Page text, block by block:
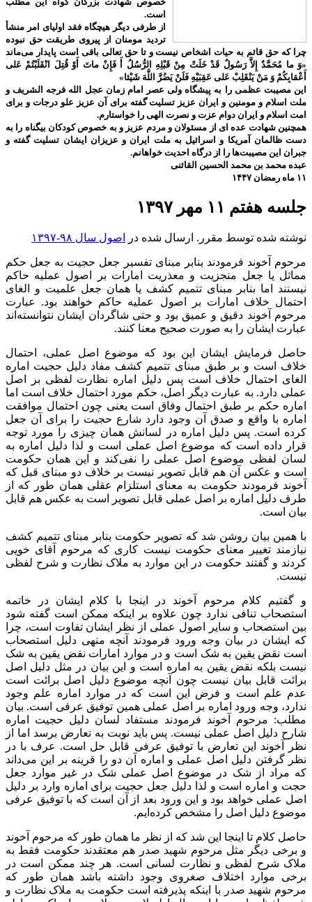
است.
از طرفی دیگر هیچگاه فقد اولیای امر منشأ
تردید مومنان از پیروی طریقت حق نبوده
چرا که حق قائم به حیات اشخاص نیست و تا حق تعالی باقی است پایدار می‌ماند
«وَ ما مُحَمَّدٌ إِلاَّ رَسُولٌ قَدْ خَلَتْ مِنْ قَبْلِهِ الرُّسُلُ أَ فَإِنْ ماتَ أَوْ قُتِلَ انْقَلَبْتُمْ عَلى‌
أَعْقابِكُمْ وَ مَنْ يَنْقَلِبْ عَلى‌ عَقِبَيْهِ فَلَنْ يَضُرَّ اللَّهَ شَيْئا»
این مصیبت عظمی را به پیشگاه ولی عصر امام زمان عجل الله فرجه الشریف و
ملت اسلام و مومنین و ایران عزیز تسلیت گفته برای آن عزیز علو درجات و برای
امت اسلام و ایران دوام عزت و نصرت الهی را خواستارم.
همچنین شهادت عده ای از مسئولان و مردم عزیز و به خصوص کودکان بیگناه را به
دست ظالمان آمریکا و اسرائیل به ملت ایران و عزیزان ایشان تسلیت گفته و
جبران این مصیبت‌ها را از درگاه احدیت خواهانم.
عبده محمد بن محمد الحسین القائنی
۱۱ ماه رمضان ۱۴۴۷
جلسه هفتم ۱۱ مهر ۱۳۹۷
نوشته شده توسط مقرر. ارسال شده در اصول سال ۹۸-۱۳۹۷
مرحوم آخوند فرمودند بنابر مبنای تفسیر جعل حجیت به جعل حکم
مماثل یا جعل منجزیت و معذریت امارات بر اصول عملیه حاکم
نیستند اما بنابر مبنای تتمیم کشف یا همان جعل علمیت و الغای
احتمال خلاف امارات بر اصول عملیه حاکم خواهند بود. عبارت
مرحوم آخوند دقیق و عمیق بود و حتی شاگردان ایشان نتوانسته‌اند
عبارت ایشان را به صورت صحیح معنا کنند.
حاصل فرمایش ایشان این بود که موضوع اصل عملی، احتمال
خلاف است و بر طبق مبنای تتمیم کشف مفاد دلیل حجیت اماره
الغای احتمال خلاف است پس دلیل اماره نظارت لفظی بر اصل
عملی دارد. به عبارت دیگر اصل، حکم مورد احتمال خلاف است اما
اماره حکم بر طبق احتمال وفاق است یعنی چون احتمال موافقت
اماره با واقع و صدق آن وجود دارد شارع حجیت را برای آن جعل
کرده است. پس دلیل اماره در لسانش همان چیزی را مورد توجه
قرار داده است که موضوع اصل عملی است و لذا دلیل اماره به
لسان لفظی موضوع اصل عملی را نفی‌کند و این همان حکومت
است و عکس آن هم قابل تصویر نیست بر خلاف دو مبنای قبل که
آخوند فرمودند حکومت به معنای استلزام عقلی همان طور که از
طرف دلیل اماره بر اصل عملی قابل تصویر است به عکس هم قابل
بیان است.
با همین بیان روشن شد که تصویر حکومت بنابر مبنای تتمیم کشف
نیازمند تغییر معنای حکومت نیست کاری که مرحوم آقای خویی
کردند و گفتند حکومت در این موارد به ملاک نظارت و شرح لفظی
نیست.
و گفتیم کلام مرحوم آخوند در اینجا با کلام ایشان در خاتمه
استصحاب تنافی ندارد چون علاوه بر اینکه ممکن است گفته شود
بین استصحاب و سایر اصول عملی از نظر ایشان تفاوت است، چرا
که ایشان در بیان وجه ورود فرمودند آنچه منهی دلیل استصحاب
است نقض یقین به شک است و در موارد امارات نقض یقین به شک
نیست بلکه نقض یقین به اماره است و این بیان در مثل دلیل اصل
برائت قابل بیان نیست چون آنچه موضوع دلیل اصل برائت است
عدم علم است و فرض این است که در موارد اماره علم وجود
ندارد، وجه ورود اماره بر اصل عملی همین توفیق عرفی است. بیان
مطلب: مرحوم آخوند فرمودند مستفاد لسان دلیل حجیت اماره
شارح دلیل اصل عملی نیست. پس باید نوبت به تعارض برسد اما از
نظر آخوند این تعارض با توفیق عرفی قابل حل است. عرف با در
نظر گرفتن دلیل اصل عملی و اماره آن دو را قرینه بر این می‌داند
که مراد از شک در موضوع اصل عملی شک در غیر موارد جعل
حجت و اماره است و لذا دلیل جعل حجیت برای اماره وارد بر دلیل
اصل عملی خواهد بود و این ورود بعد از آن است که با توفیق عرفی
موضوع دلیل اصل را مشخص کرده‌ایم.
حاصل کلام تا اینجا این شد که از نظر ما همان طور که مرحوم آخوند
و برخی دیگر مثل مرحوم شهید صدر هم معتقدند حکومت فقط به
ملاک شرح لفظی و نظارت لسانی است. هر چند ممکن است در
برخی موارد اختلاف صغروی وجود داشته باشد همان طور که
مرحوم شهید صدر با اینکه پذیرفته است حکومت به ملاک نظارت و